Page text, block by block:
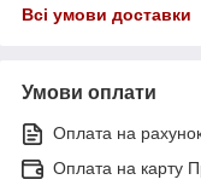
Всі умови доставки
Умови оплати
Оплата на
Оплата на карту